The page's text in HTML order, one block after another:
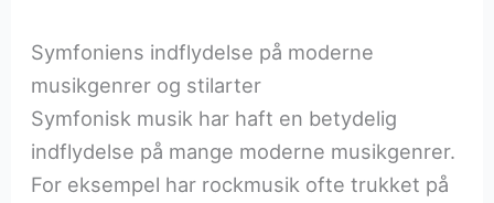
Symfoniens indflydelse på moderne
musikgenrer og stilarter
Symfonisk musik har haft en betydelig
indflydelse på mange moderne musikgenrer.
For eksempel har rockmusik ofte trukket på